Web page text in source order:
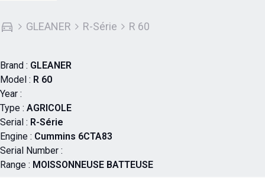
GLEANER R-Série R 60
Brand : GLEANER
Model : R 60
Year :
Type : AGRICOLE
Serial : R-Série
Engine : Cummins 6CTA83
Serial Number :
Range : MOISSONNEUSE BATTEUSE